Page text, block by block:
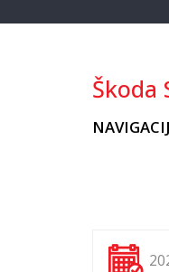
Škoda